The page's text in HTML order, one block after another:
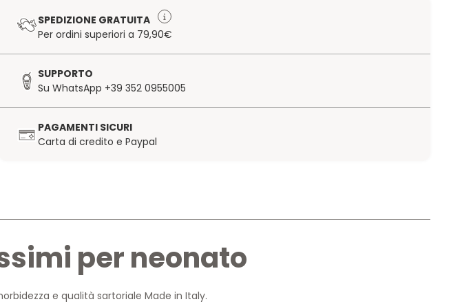
SPEDIZIONE GRATUITA
Per ordini superiori a 79,90€
SUPPORTO
Su WhatsApp +39 352 0955005
PAGAMENTI SICURI
Carta di credito e Paypal
per neonato
e qualità sartoriale Made in Italy.